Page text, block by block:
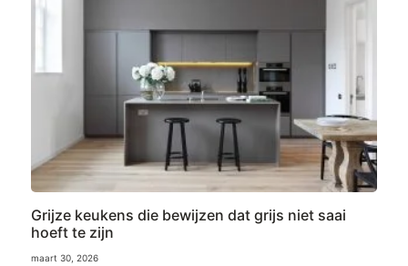
Grijze keukens die bewijzen dat grijs niet saai
hoeft te zijn
maart 30, 2026